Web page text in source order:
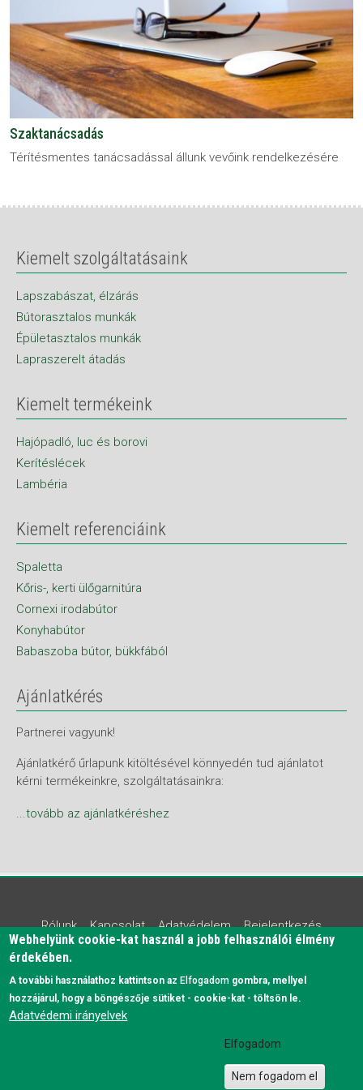
Szaktanácsadás
Térítésmentes tanácsadással állunk vevőink rendelkezésére
Kiemelt szolgáltatásaink
Lapszabászat, élzárás
Bútorasztalos munkák
Épületasztalos munkák
Lapraszerelt átadás
Kiemelt termékeink
Hajópadló, luc és borovi
Kerítéslécek
Lambéria
Kiemelt referenciáink
Spaletta
Kőris-, kerti ülőgarnitúra
Cornexi irodabútor
Konyhabútor
Babaszoba bútor, bükkfából
Ajánlatkérés
Partnerei vagyunk!
Ajánlatkérő űrlapunk kitöltésével könnyedén tud ajánlatot
kérni termékeinkre, szolgáltatásainkra:
...tovább az ajánlatkéréshez
LáblécRólunk Kapcsolat Adatvédelem Bejelentkezés
BRIZS Faipari Kft. © 2016 - 2026
WEB4GET - drupal
honlapkészítés
Webhelyünk cookie-kat használ a jobb felhasználói élmény
érdekében.
A további használathoz kattintson az Elfogadom gombra, mellyel
hozzájárul, hogy a böngészője sütiket - cookie-kat - töltsön le.
Adatvédemi irányelvek
Elfogadom
Nem fogadom el